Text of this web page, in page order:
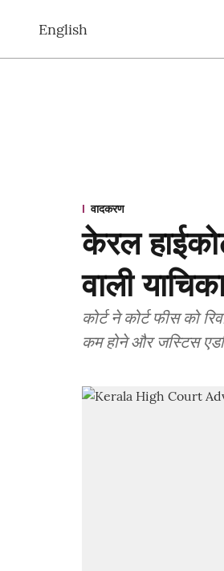
English
वादकरण
केरल
वाली
कोर्ट ने कोर्ट फीस को
कम होने और जस्टिस